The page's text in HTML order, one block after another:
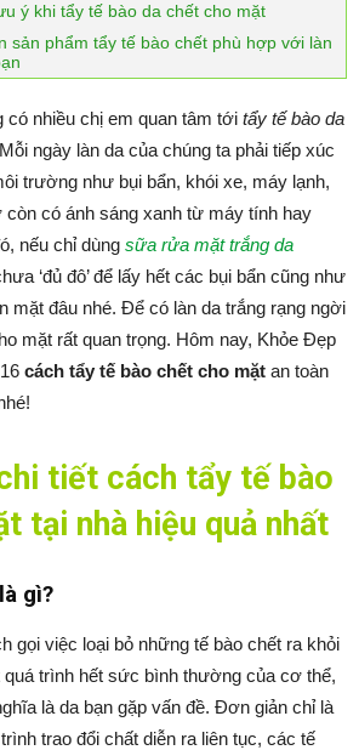
ý khi tẩy tế bào da chết cho mặt
sản phẩm tẩy tế bào chết phù hợp với làn
có nhiều chị em quan tâm tới tẩy tế bào da
ngày làn da của chúng ta phải tiếp xúc
trường như bụi bẩn, khói xe, máy lạnh,
còn có ánh sáng xanh từ máy tính hay
nếu chỉ dùng sữa rửa mặt trắng da
‘đủ đô’ để lấy hết các bụi bẩn cũng như
mặt đâu nhé. Để có làn da trắng rạng ngời
mặt rất quan trọng. Hôm nay, Khỏe Đẹp
cách tẩy tế bào chết cho mặt an toàn
tiết cách tẩy tế bào
tại nhà hiệu quả nhất
gì?
gọi việc loại bỏ những tế bào chết ra khỏi
quá trình hết sức bình thường của cơ thể,
là da bạn gặp vấn đề. Đơn giản chỉ là
trao đổi chất diễn ra liên tục, các tế